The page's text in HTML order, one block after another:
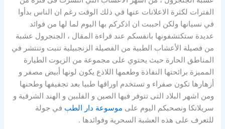
الفترات لكثرة الاعلانات عنها قي ذلك الوقت رغم ان الناس بدأوا
في نسيانها ولكن احببت ان اذكركم بها اليوم لما لها من فوائد
عديدة ستكتشفونها بانفسكم عند قراءة المقال ، الجنجرول عشبة
من فصيلة الأعشاب الطبية من الفصيلة الزنجبيلية تنبت وتنتشر في
المناطق الحارة حيث يحتوي على مجموعة من الزيوت الطيارة
المميزة برائحتها النفاذة وطعمها اللاذع يكون لونها أبيض مصفر و
أزهارها تكون صفراء و تستخدم اوراقها طبيا بعد تجفيفها وطحنها
ومن اشهر البلاد التى تتوفر فيها الصين و الفلبين و الهند الشرقية و
سريلانكا ونصحبكم اليوم على موسوعة دار الطب في جولة
للتعرف على هذه العشبة السحرية وفوائدها .